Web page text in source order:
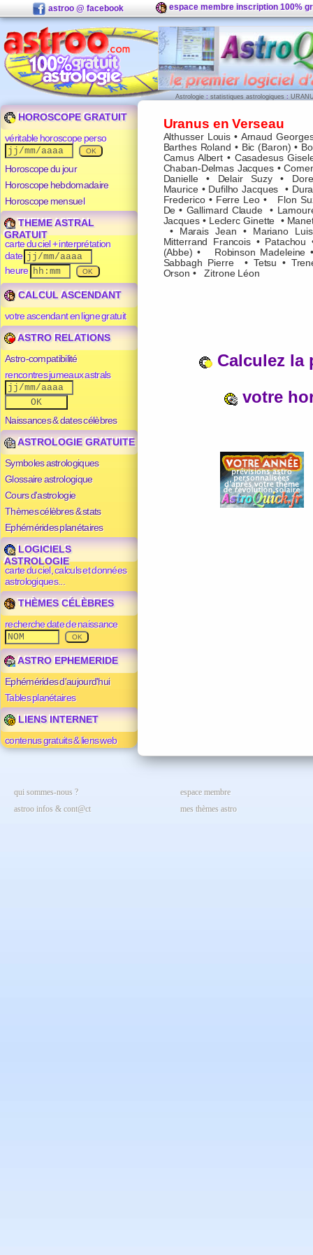
astroo @ facebook espace membre inscription 100%
Astrologie : statistiques astrologiques :
HOROSCOPE GRATUIT
véritable horoscope perso
Horoscope du jour
Horoscope hebdomadaire
Horoscope mensuel
THEME ASTRAL
GRATUIT
carte du ciel + interprétation
date
heure
CALCUL ASCENDANT
votre ascendant en ligne gratuit
ASTRO RELATIONS
Astro-compatibilité
rencontres jumeaux astrals
Naissances & dates célèbres
ASTROLOGIE GRATUITE
Symboles astrologiques
Glossaire astrologique
Cours d'astrologie
Thèmes célèbres & stats
Ephémérides planétaires
LOGICIELS
ASTROLOGIE
carte du ciel, calculs et données
astrologiques...
THÈMES CÉLÈBRES
recherche date de naissance
ASTRO EPHEMERIDE
Ephémérides d'aujourd'hui
Tables planétaires
LIENS INTERNET
contenus gratuits & liens web
Uranus en Verseau
Althusser Louis • Arnaud
Barthes Roland • Bic (Baron) •
Camus Albert • Casadesus
Chaban-Delmas Jacques•
Danielle• Delair Suzy•
Maurice• Dufilho Jacques •
Frederico• Ferre Leo•
Flon
De • Gallimard Claude •
Jacques• Leclerc Ginette •
•
Marais Jean • Mariano Luis
Mitterrand Francois • Patachou
(Abbe) • Robinson Madeleine
Sabbagh Pierre• Tetsu •
Orson •Zitrone Léon
Calculez la
votre
qui sommes-nous ?
astroo infos & cont@ct
espace membre
mes thèmes astro